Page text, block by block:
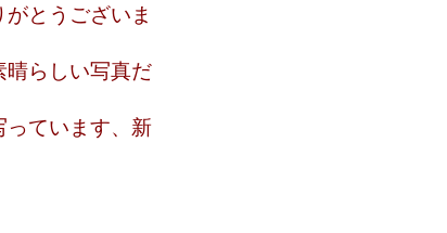
とうございま
晴らしい写真だ
っています、新